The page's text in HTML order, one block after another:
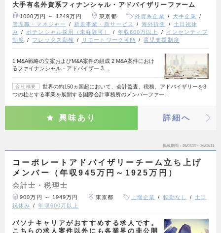
大手有名外資系フィナンシャル・アドバイザリーファーム
1000万円 ～ 1249万円 東京都 外資系企業
大手企業
管理職・マネジャー
新規事業・新サービス 海外折衝
土日祝休
み
ポテンシャル採用（未経験可） 年収600万以上
インセンティブ
制度
フレックス勤務 リモートワーク可能 育児支援制度
1 M&A戦略の立案およびM&A案件の組成 2 M&A案件におけ
るファイナンシャル・アドバイザー 3 …
会社概要
世界の約150ヵ国超において、会計監査、税務、アドバイザリーを3
つの柱とする事業を展開する国際会計事務所のメンバーファー…
興味あり 詳細へ
掲載期間 26/07/29～26/08/11
コーポレートアドバイザリーチーム立ち上げ
メンバー（年収945万円～1925万円）
会計士・税理士
900万円 ～ 1949万円 東京都 上場企業 転勤なし
土日
祝休み
年収600万以上
パソナキャリアがおすすめする求人です。
こちらの求人案件以外にも各業界の非公開